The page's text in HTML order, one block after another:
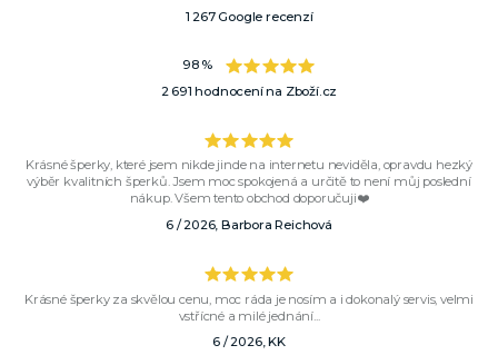
1 267 Google recenzí
98 %
2 691 hodnocení na Zboží.cz
Krásné šperky, které jsem nikde jinde na internetu neviděla, opravdu hezký
výběr kvalitních šperků. Jsem moc spokojená a určitě to není můj poslední
nákup. Všem tento obchod doporučuji❤️
6 / 2026, Barbora Reichová
Krásné šperky za skvělou cenu, moc ráda je nosím a i dokonalý servis, velmi
vstřícné a milé jednání...
6 / 2026, KK